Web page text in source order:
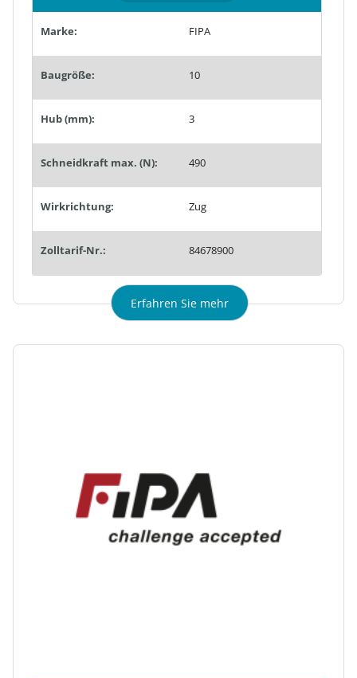
Marke: FIPA
Baugröße: 10
Hub (mm): 3
Schneidkraft max. (N): 490
Wirkrichtung: Zug
Zolltarif-Nr.: 84678900
Erfahren Sie mehr